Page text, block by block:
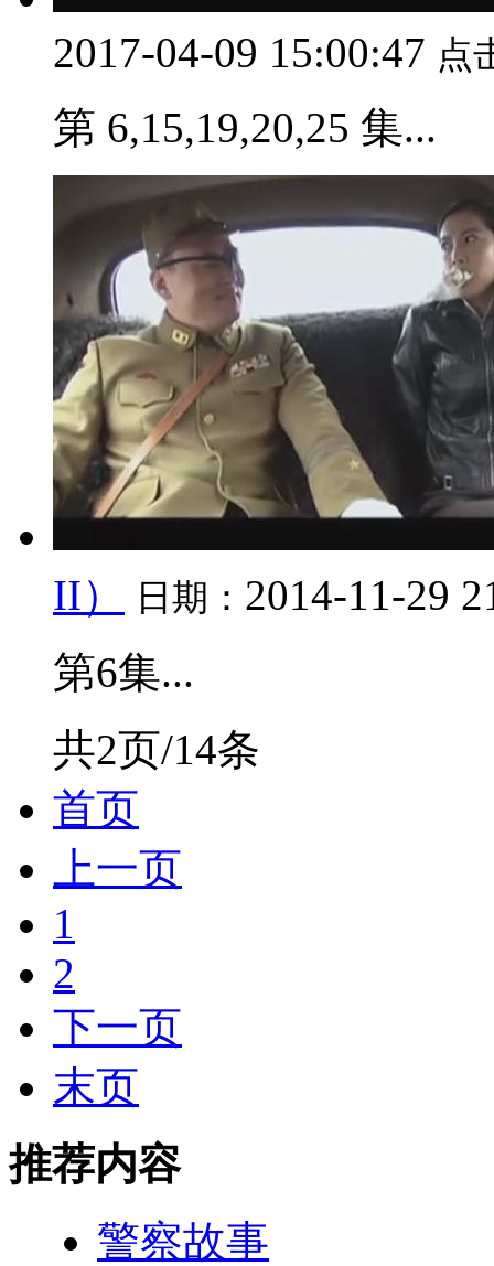
2017-04-09 15:00:47 点
第 6,15,19,20,25 集...
II） 日期： 2014-11-29
第6集...
共2页/14条
首页
上一页
1
2
下一页
末页
推荐内容
警察故事